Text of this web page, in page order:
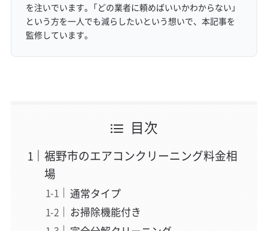
を注いでいます。「どの業者に頼めばいいかわからない」
という方を一人でも減らしたいという想いで、本記事を
監修しています。
目次
裾野市のエアコンクリーニング料金相
場
通常タイプ
お掃除機能付き